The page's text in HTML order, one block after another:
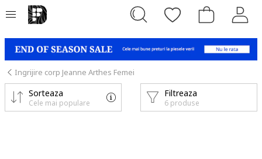
Ingrijire corp Jeanne Arthes Femei
Filtreaza
6 produse
Sorteaza
Cele mai populare